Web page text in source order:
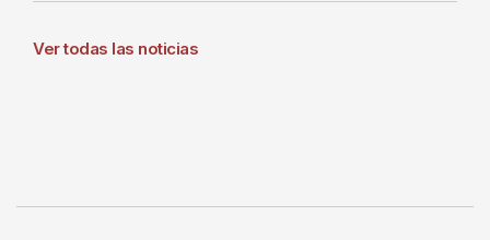
Ver todas las noticias